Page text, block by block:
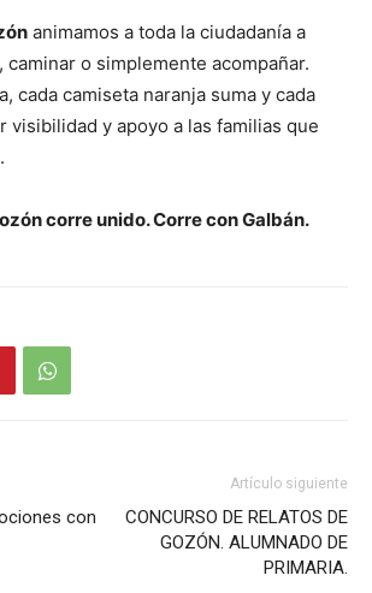
animamos a toda la ciudadanía a
o simplemente acompañar.
cada camiseta naranja suma y cada
visibilidad y apoyo a las familias que
corre unido. Corre con Galbán.
con
Artículo siguiente
CONCURSO DE RELATOS DE
GOZÓN. ALUMNADO DE
PRIMARIA.